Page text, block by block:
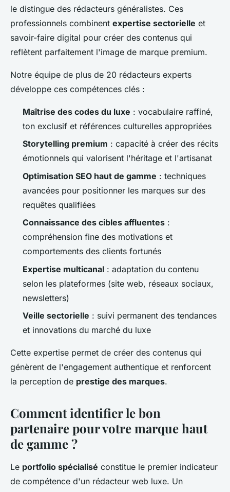
le distingue des rédacteurs généralistes. Ces
professionnels combinent expertise sectorielle et
savoir-faire digital pour créer des contenus qui
reflètent parfaitement l'image de marque premium.
Notre équipe de plus de 20 rédacteurs experts
développe ces compétences clés :
Maîtrise des codes du luxe : vocabulaire raffiné,
ton exclusif et références culturelles appropriées
Storytelling premium : capacité à créer des récits
émotionnels qui valorisent l'héritage et l'artisanat
Optimisation SEO haut de gamme : techniques
avancées pour positionner les marques sur des
requêtes qualifiées
Connaissance des cibles affluentes :
compréhension fine des motivations et
comportements des clients fortunés
Expertise multicanal : adaptation du contenu
selon les plateformes (site web, réseaux sociaux,
newsletters)
Veille sectorielle : suivi permanent des tendances
et innovations du marché du luxe
Cette expertise permet de créer des contenus qui
génèrent de l'engagement authentique et renforcent
la perception de prestige des marques.
Comment identifier le bon
partenaire pour votre marque haut
de gamme ?
Le portfolio spécialisé constitue le premier indicateur
de compétence d'un rédacteur web luxe. Un